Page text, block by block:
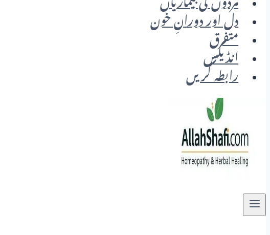
مردوں کی بیماریاں
دل اور دورانِ خون
متفرق
انڈیکس
رابطہ کریں